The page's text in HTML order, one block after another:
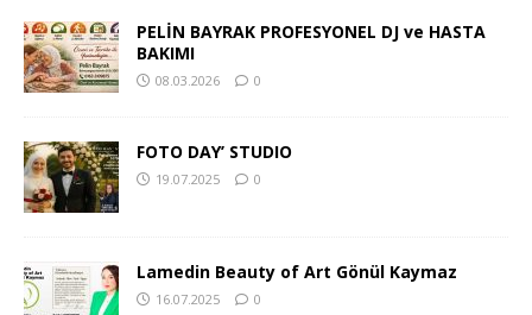
PELİN BAYRAK PROFESYONEL DJ ve HASTA
BAKIMI
08.03.2026 0
FOTO DAY’ STUDIO
19.07.2025 0
Lamedin Beauty of Art Gönül Kaymaz
16.07.2025 0